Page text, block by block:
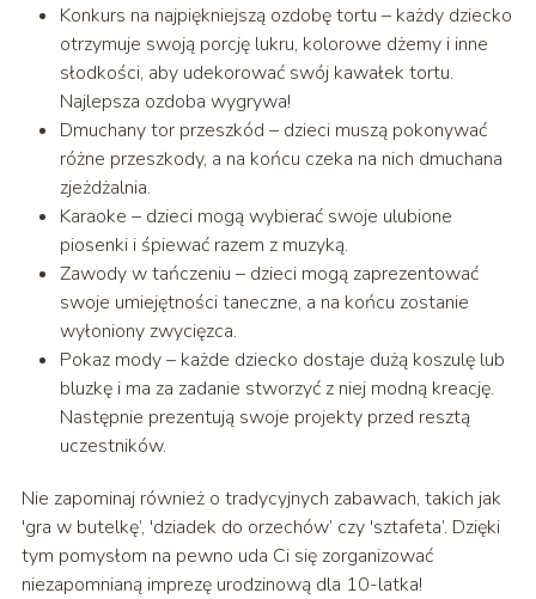
Konkurs na najpiękniejszą ozdobę tortu – każdy dziecko
otrzymuje swoją porcję lukru, kolorowe dżemy i inne
słodkości, aby udekorować swój kawałek tortu.
Najlepsza ozdoba wygrywa!
Dmuchany tor przeszkód – dzieci muszą pokonywać
różne przeszkody, a na końcu czeka na nich dmuchana
zjeżdżalnia.
Karaoke – dzieci mogą wybierać swoje ulubione
piosenki i śpiewać razem z muzyką.
Zawody w tańczeniu – dzieci mogą zaprezentować
swoje umiejętności taneczne, a na końcu zostanie
wyłoniony zwycięzca.
Pokaz mody – każde dziecko dostaje dużą koszulę lub
bluzkę i ma za zadanie stworzyć z niej modną kreację.
Następnie prezentują swoje projekty przed resztą
uczestników.
Nie zapominaj również o tradycyjnych zabawach, takich jak
'gra w butelkę’, 'dziadek do orzechów’ czy 'sztafeta’. Dzięki
tym pomysłom na pewno uda Ci się zorganizować
niezapomnianą imprezę urodzinową dla 10-latka!